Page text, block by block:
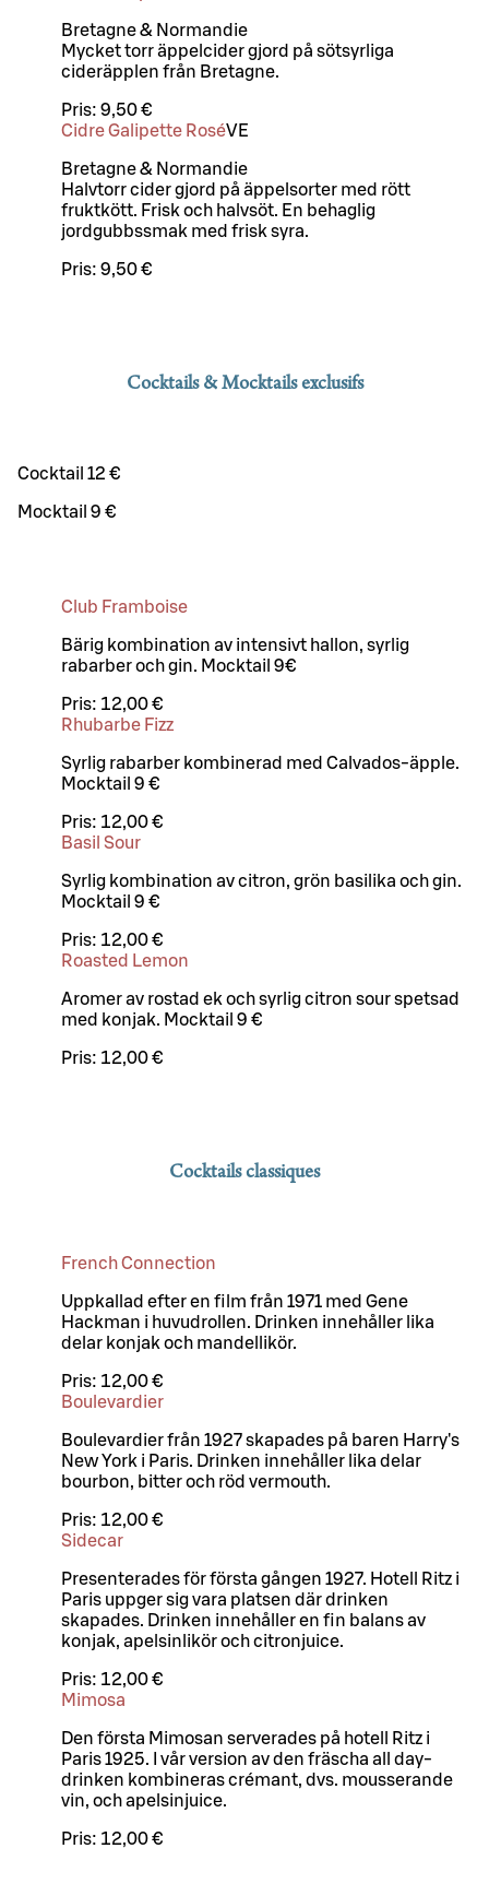
Bretagne & Normandie
Mycket torr äppelcider gjord på sötsyrliga
cideräpplen från Bretagne.
Pris: 9,50 €
Cidre Galipette RoséVE
Bretagne & Normandie
Halvtorr cider gjord på äppelsorter med rött
fruktkött. Frisk och halvsöt. En behaglig
jordgubbssmak med frisk syra.
Pris: 9,50 €
Cocktails & Mocktails exclusifs
Cocktail 12 €
Mocktail 9 €
Club Framboise
Bärig kombination av intensivt hallon, syrlig
rabarber och gin. Mocktail 9€
Pris: 12,00 €
Rhubarbe Fizz
Syrlig rabarber kombinerad med Calvados-äpple.
Mocktail 9 €
Pris: 12,00 €
Basil Sour
Syrlig kombination av citron, grön basilika och gin.
Mocktail 9 €
Pris: 12,00 €
Roasted Lemon
Aromer av rostad ek och syrlig citron sour spetsad
med konjak. Mocktail 9 €
Pris: 12,00 €
Cocktails classiques
French Connection
Uppkallad efter en film från 1971 med Gene
Hackman i huvudrollen. Drinken innehåller lika
delar konjak och mandellikör.
Pris: 12,00 €
Boulevardier
Boulevardier från 1927 skapades på baren Harry's
New York i Paris. Drinken innehåller lika delar
bourbon, bitter och röd vermouth.
Pris: 12,00 €
Sidecar
Presenterades för första gången 1927. Hotell Ritz i
Paris uppger sig vara platsen där drinken
skapades. Drinken innehåller en fin balans av
konjak, apelsinlikör och citronjuice.
Pris: 12,00 €
Mimosa
Den första Mimosan serverades på hotell Ritz i
Paris 1925. I vår version av den fräscha all day-
drinken kombineras crémant, dvs. mousserande
vin, och apelsinjuice.
Pris: 12,00 €